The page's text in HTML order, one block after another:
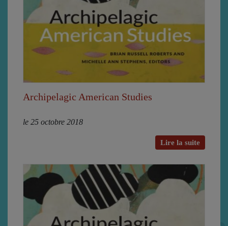
Archipelagic American Studies
le 25 octobre 2018
Lire la suite